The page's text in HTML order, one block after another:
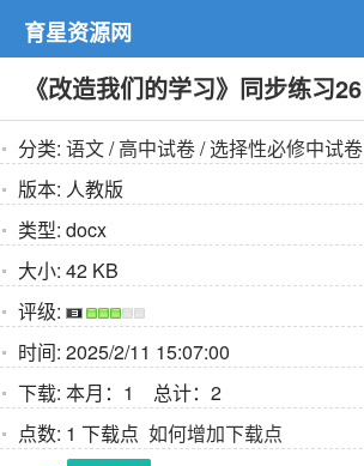
育星资源网
《改造我们的学习》同步练习26
分类: 语文/高中试卷/选择性必修中试卷
版本: 人教版
类型: docx
大小: 42 KB
评级:
时间: 2025/2/11 15:07:00
下载: 本月：1 总计：2
点数: 1 下载点 如何增加下载点